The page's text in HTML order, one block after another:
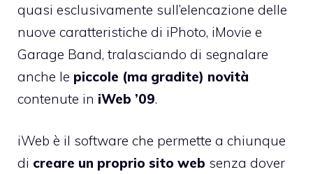
quasi esclusivamente sull’elencazione delle
nuove caratteristiche di iPhoto, iMovie e
Garage Band, tralasciando di segnalare
anche le piccole (ma gradite) novità
contenute in iWeb ’09.
iWeb è il software che permette a chiunque
di creare un proprio sito web senza dover